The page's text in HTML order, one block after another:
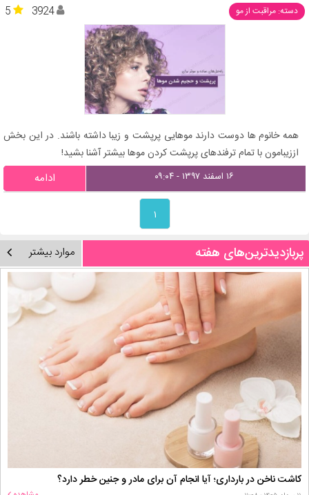
دسته: مراقبت از مو 5 3924
همه خانوم ها دوست دارند موهایی پرپشت و زیبا داشته باشند. در این بخش
اززیبامون با تمام ترفندهای پرپشت کردن موها بیشتر آشنا بشید!
۱۶ اسفند ۱۳۹۷ - ۰۹:۰۴ ادامه
۱
پربازدیدترین‌های هفته موارد بیشتر
کاشت ناخن در بارداری؛ آیا انجام آن برای مادر و جنین خطر دارد؟